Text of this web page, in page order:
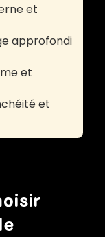
et
approfondi
et
et